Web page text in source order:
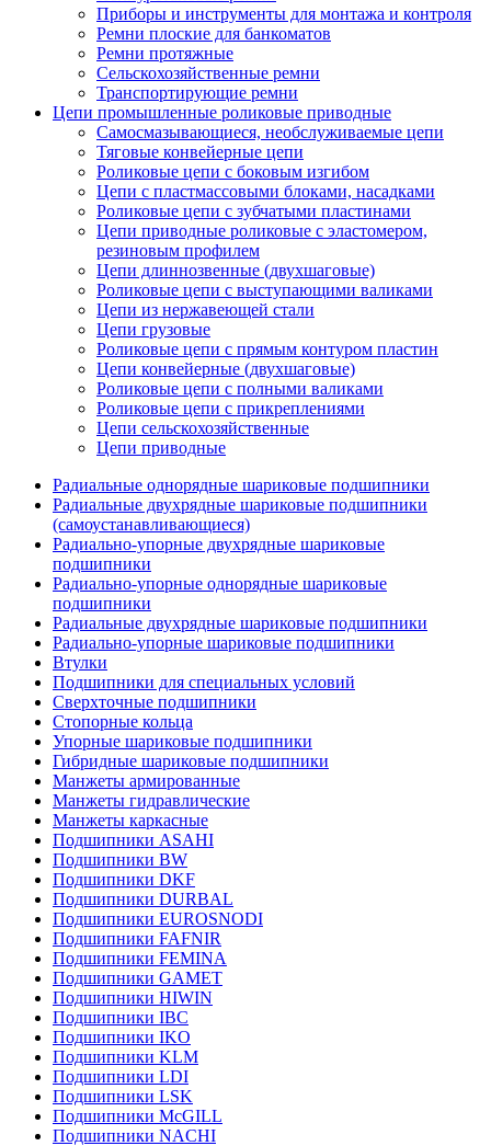
Приборы и инструменты для монтажа и контроля
Ремни плоские для банкоматов
Ремни протяжные
Сельскохозяйственные ремни
Транспортирующие ремни
Цепи промышленные роликовые приводные
Самосмазывающиеся, необслуживаемые цепи
Тяговые конвейерные цепи
Роликовые цепи с боковым изгибом
Цепи с пластмассовыми блоками, насадками
Роликовые цепи с зубчатыми пластинами
Цепи приводные роликовые с эластомером,
резиновым профилем
Цепи длиннозвенные (двухшаговые)
Роликовые цепи с выступающими валиками
Цепи из нержавеющей стали
Цепи грузовые
Роликовые цепи с прямым контуром пластин
Цепи конвейерные (двухшаговые)
Роликовые цепи с полными валиками
Роликовые цепи с прикреплениями
Цепи сельскохозяйственные
Цепи приводные
Радиальные однорядные шариковые подшипники
Радиальные двухрядные шариковые подшипники
(самоустанавливающиеся)
Радиально-упорные двухрядные шариковые
подшипники
Радиально-упорные однорядные шариковые
подшипники
Радиальные двухрядные шариковые подшипники
Радиально-упорные шариковые подшипники
Втулки
Подшипники для специальных условий
Сверхточные подшипники
Стопорные кольца
Упорные шариковые подшипники
Гибридные шариковые подшипники
Манжеты армированные
Манжеты гидравлические
Манжеты каркасные
Подшипники ASAHI
Подшипники BW
Подшипники DKF
Подшипники DURBAL
Подшипники EUROSNODI
Подшипники FAFNIR
Подшипники FEMINA
Подшипники GAMET
Подшипники HIWIN
Подшипники IBC
Подшипники IKO
Подшипники KLM
Подшипники LDI
Подшипники LSK
Подшипники McGILL
Подшипники NACHI